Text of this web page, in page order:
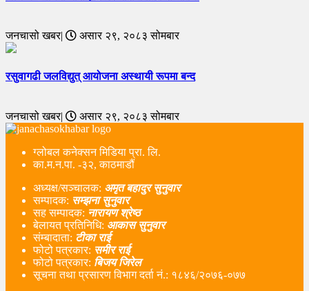
जनचासो खबर| असार २९, २०८३ सोमबार
रसुवागढी जलविद्युत् आयोजना अस्थायी रूपमा बन्द
जनचासो खबर| असार २९, २०८३ सोमबार
ग्लोबल कनेक्सन मिडिया प्रा. लि.
का.म.न.पा. -३२, काठमाडौं
अध्यक्ष/सञ्चालक: अमृत बहादुर सुनुवार
सम्पादक: सम्झना सुनुवार
सह सम्पादक: नारायण श्रेष्ठ
बेलायत प्रतिनिधि: आकास सुनुवार
संम्बादाता: टीका राई
फोटो पत्रकार: समीर राई
फोटो पत्रकार: बिजय जिरेल
सूचना तथा प्रसारण विभाग दर्ता नं‌.: १८४६/२०७६-०७७